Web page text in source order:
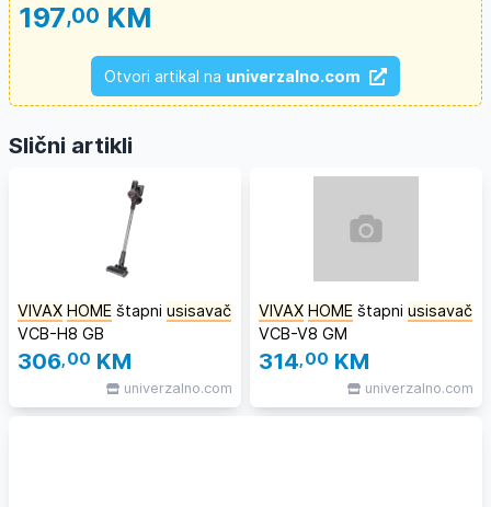
197,00 KM
Otvori artikal na univerzalno.com
Slični artikli
VIVAX HOME štapni usisavač
VCB-H8 GB
306,00 KM
univerzalno.com
VIVAX HOME štapni usisavač
VCB-V8 GM
314,00 KM
univerzalno.com